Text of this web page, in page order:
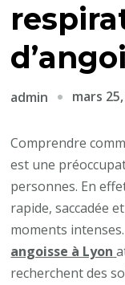
admin mars
Comprendre
est une
personnes. En
rapide, saccadée
moments
angoisse à Lyon
recherchent des